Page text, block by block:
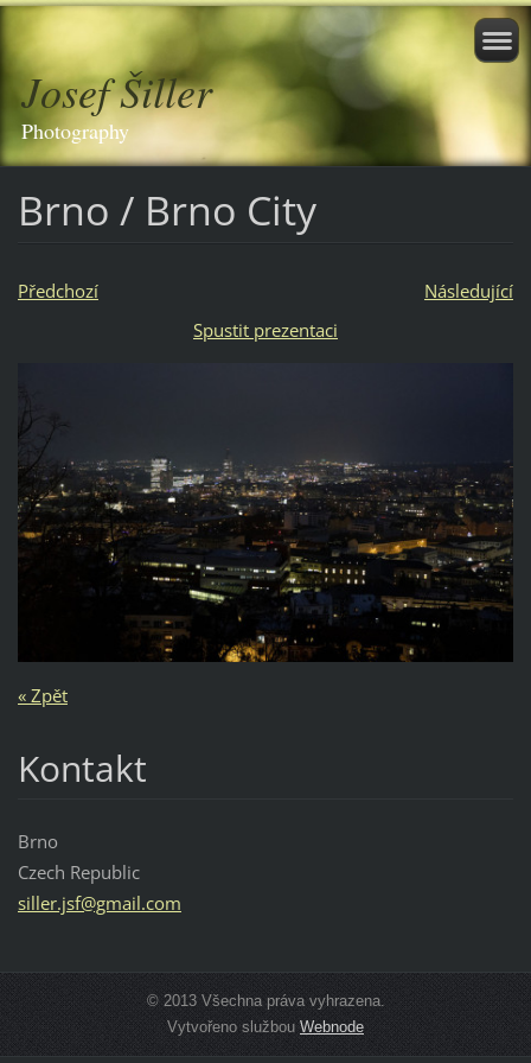
Josef Šiller
Photography
Brno / Brno City
Předchozí
Následující
Spustit prezentaci
« Zpět
Kontakt
Brno
Czech Republic
siller.jsf@gmail.com
© 2013 Všechna práva vyhrazena.
Vytvořeno službouWebnode